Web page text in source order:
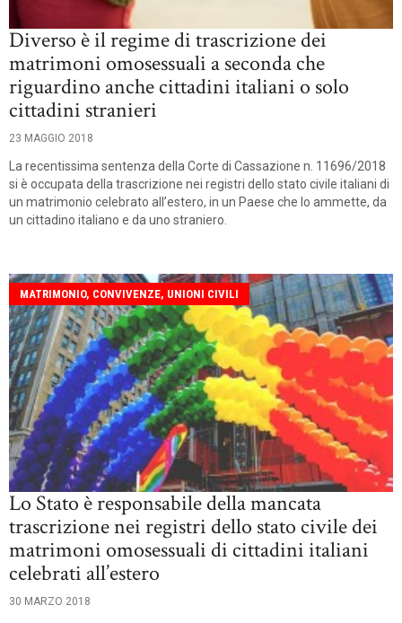
Diverso è il regime di trascrizione dei
matrimoni omosessuali a seconda che
riguardino anche cittadini italiani o solo
cittadini stranieri
23 MAGGIO 2018
La recentissima sentenza della Corte di Cassazione n. 11696/2018
si è occupata della trascrizione nei registri dello stato civile italiani di
un matrimonio celebrato all’estero, in un Paese che lo ammette, da
un cittadino italiano e da uno straniero.
MATRIMONIO, CONVIVENZE, UNIONI CIVILI
Lo Stato è responsabile della mancata
trascrizione nei registri dello stato civile dei
matrimoni omosessuali di cittadini italiani
celebrati all’estero
30 MARZO 2018